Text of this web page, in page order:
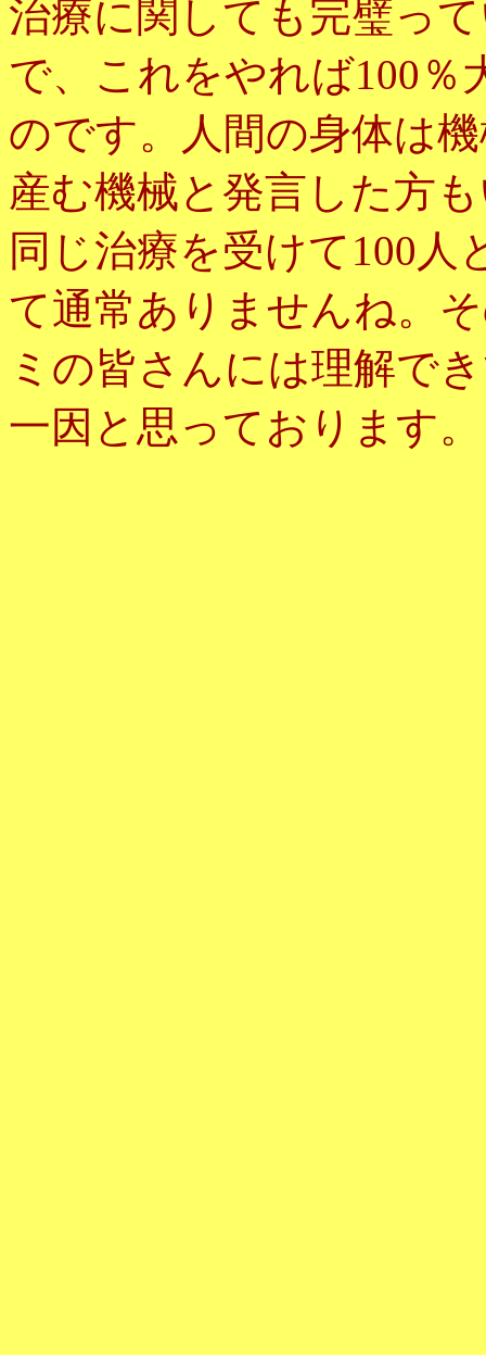
治療に関しても完璧っ
で、これをやれば100％
のです。人間の身体は
産む機械と発言した方
同じ治療を受けて100
て通常ありませんね。
ミの皆さんには理解で
一因と思っております。